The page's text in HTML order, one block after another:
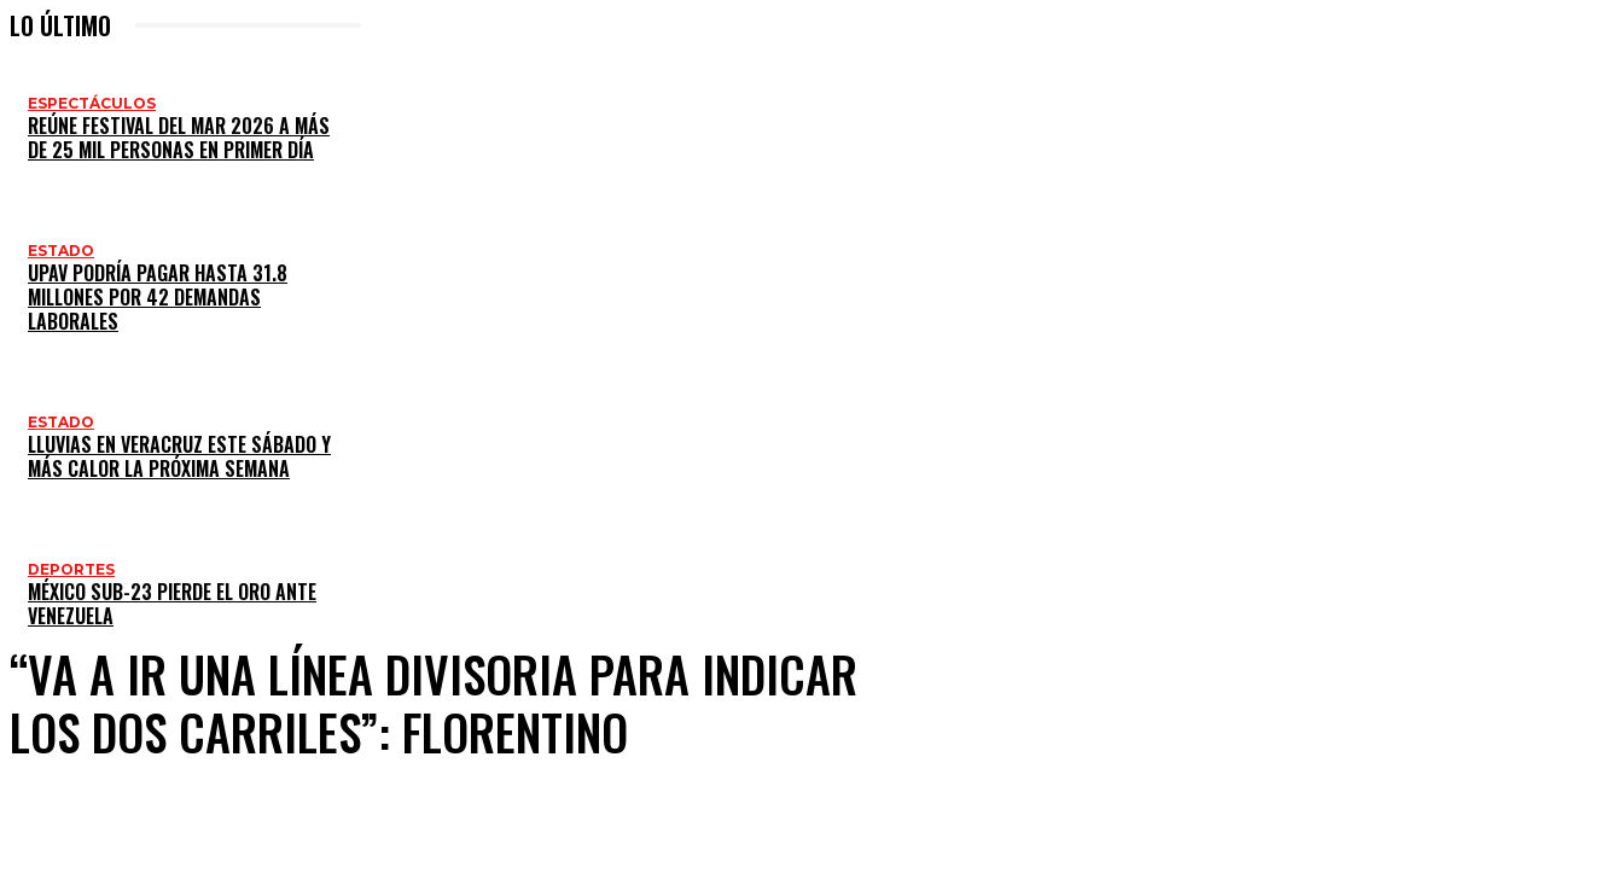
LO ÚLTIMO
ESPECTÁCULOS
REÚNE FESTIVAL DEL MAR 2026 A MÁS
DE 25 MIL PERSONAS EN PRIMER DÍA
ESTADO
UPAV PODRÍA PAGAR HASTA 31.8
MILLONES POR 42 DEMANDAS
LABORALES
ESTADO
LLUVIAS EN VERACRUZ ESTE SÁBADO Y
MÁS CALOR LA PRÓXIMA SEMANA
DEPORTES
MÉXICO SUB-23 PIERDE EL ORO ANTE
VENEZUELA
“VA A IR UNA LÍNEA DIVISORIA PARA INDICAR
LOS DOS CARRILES”: FLORENTINO